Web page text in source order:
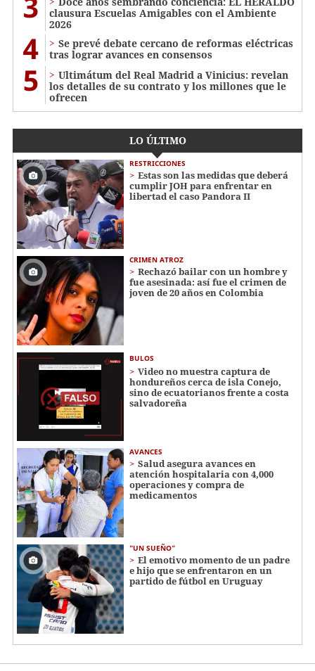
clausura Escuelas Amigables con el Ambiente
2026
4
Se prevé debate cercano de reformas eléctricas
tras lograr avances en consensos
5
Ultimátum del Real Madrid a Vinicius: revelan
los detalles de su contrato y los millones que le
ofrecen
LO ÚLTIMO
RESTRICCIONES
Estas son las medidas que deberá
cumplir JOH para enfrentar en
libertad el caso Pandora II
CRIMEN ATROZ
Rechazó bailar con un hombre y
fue asesinada: así fue el crimen de
joven de 20 años en Colombia
BULOS
Video no muestra captura de
hondureños cerca de isla Conejo,
sino de ecuatorianos frente a costa
salvadoreña
AVANCES
Salud asegura avances en
atención hospitalaria con 4,000
operaciones y compra de
medicamentos
"UN SUEÑO"
El emotivo momento de un padre
e hijo que se enfrentaron en un
partido de fútbol en Uruguay